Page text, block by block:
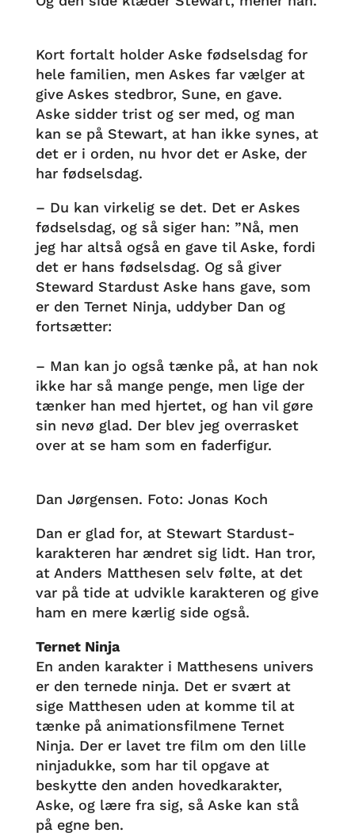
Kort fortalt holder Aske fødselsdag for
hele familien, men Askes far vælger at
give Askes stedbror, Sune, en gave.
Aske sidder trist og ser med, og man
kan se på Stewart, at han ikke synes, at
det er i orden, nu hvor det er Aske, der
har fødselsdag.
– Du kan virkelig se det. Det er Askes
fødselsdag, og så siger han: ”Nå, men
jeg har altså også en gave til Aske, fordi
det er hans fødselsdag. Og så giver
Steward Stardust Aske hans gave, som
er den Ternet Ninja, uddyber Dan og
fortsætter:
– Man kan jo også tænke på, at han nok
ikke har så mange penge, men lige der
tænker han med hjertet, og han vil gøre
sin nevø glad. Der blev jeg overrasket
over at se ham som en faderfigur.
Dan Jørgensen. Foto: Jonas Koch
Dan er glad for, at Stewart Stardust-
karakteren har ændret sig lidt. Han tror,
at Anders Matthesen selv følte, at det
var på tide at udvikle karakteren og give
ham en mere kærlig side også.
Ternet Ninja
En anden karakter i Matthesens univers
er den ternede ninja. Det er svært at
sige Matthesen uden at komme til at
tænke på animationsfilmene Ternet
Ninja. Der er lavet tre film om den lille
ninjadukke, som har til opgave at
beskytte den anden hovedkarakter,
Aske, og lære fra sig, så Aske kan stå
på egne ben.